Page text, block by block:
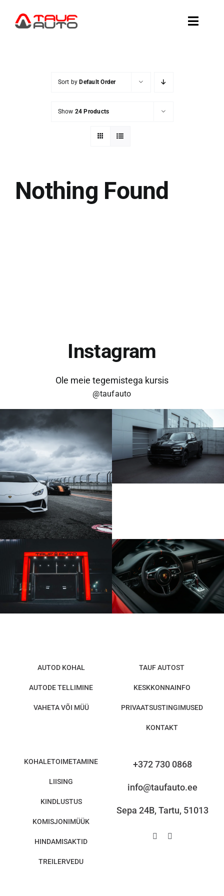
Toggle
AUTODE TELLIMINE
TEENUSED
Sort by Default Order
Show 24 Products
Nothing Found
Instagram
Ole meie tegemistega kursis
@taufauto
AUTOD KOHAL
AUTODE TELLIMINE
VAHETA VÕI MÜÜ
KOHALETOIMETAMINE
LIISING
KINDLUSTUS
KOMISJONIMÜÜK
HINDAMISAKTID
TREILERVEDU
TAUF AUTOST
KESKKONNAINFO
PRIVAATSUSTINGIMUSED
KONTAKT
+372 730 0868
info@taufauto.ee
Sepa 24B, Tartu, 51013